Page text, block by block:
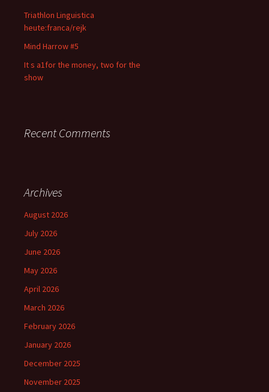
Triathlon Linguistica
heute:franca/rejk
Mind Harrow #5
It s a1for the money, two for the
show
Recent Comments
Archives
August 2026
July 2026
June 2026
May 2026
April 2026
March 2026
February 2026
January 2026
December 2025
November 2025